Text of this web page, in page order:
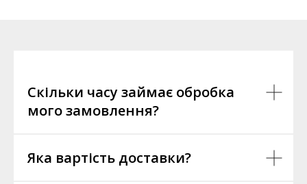
Скільки часу займає обробка
мого замовлення?
Яка вартість доставки?